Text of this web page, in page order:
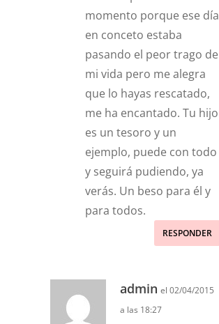
momento porque ese día
en conceto estaba
pasando el peor trago de
mi vida pero me alegra
que lo hayas rescatado,
me ha encantado. Tu hijo
es un tesoro y un
ejemplo, puede con todo
y seguirá pudiendo, ya
verás. Un beso para él y
para todos.
RESPONDER
admin el 02/04/2015
a las 18:27